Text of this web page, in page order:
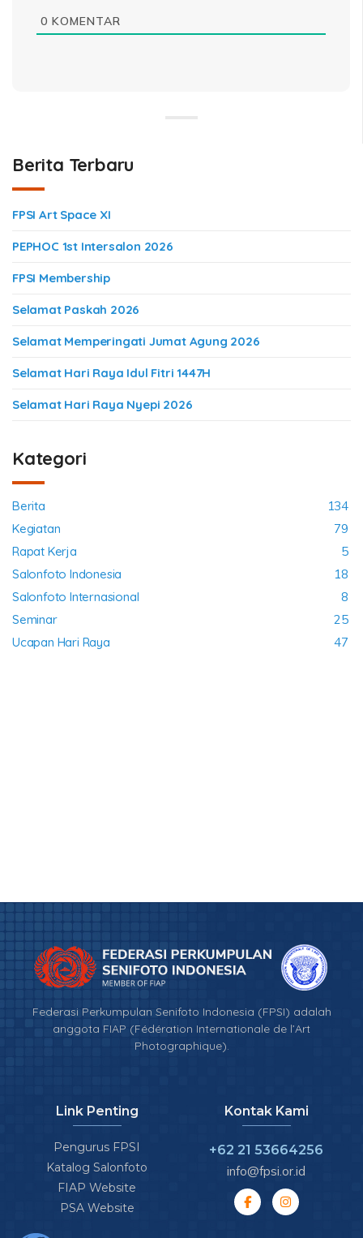
0 KOMENTAR
Berita Terbaru
FPSI Art Space XI
PEPHOC 1st Intersalon 2026
FPSI Membership
Selamat Paskah 2026
Selamat Memperingati Jumat Agung 2026
Selamat Hari Raya Idul Fitri 1447H
Selamat Hari Raya Nyepi 2026
Kategori
Berita
134
Kegiatan
79
Rapat Kerja
5
Salonfoto Indonesia
18
Salonfoto Internasional
8
Seminar
25
Ucapan Hari Raya
47
Federasi Perkumpulan Senifoto Indonesia (FPSI) adalah
anggota FIAP (Fédération Internationale de l’Art
Photographique).
Link Penting
Pengurus FPSI
Katalog Salonfoto
FIAP Website
PSA Website
Kontak Kami
+62 21 53664256
info@fpsi.or.id